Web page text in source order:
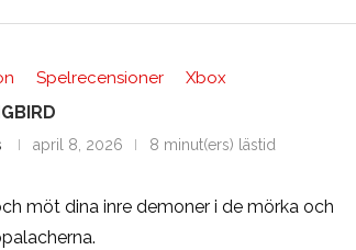
Spelrecensioner Xbox
april 8, 2026 8 minut(ers) lästid
möt dina inre demoner i de mörka och